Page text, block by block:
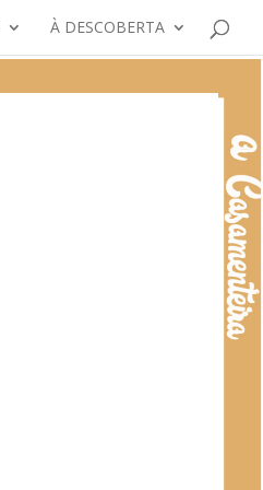
À DESCOBERTA